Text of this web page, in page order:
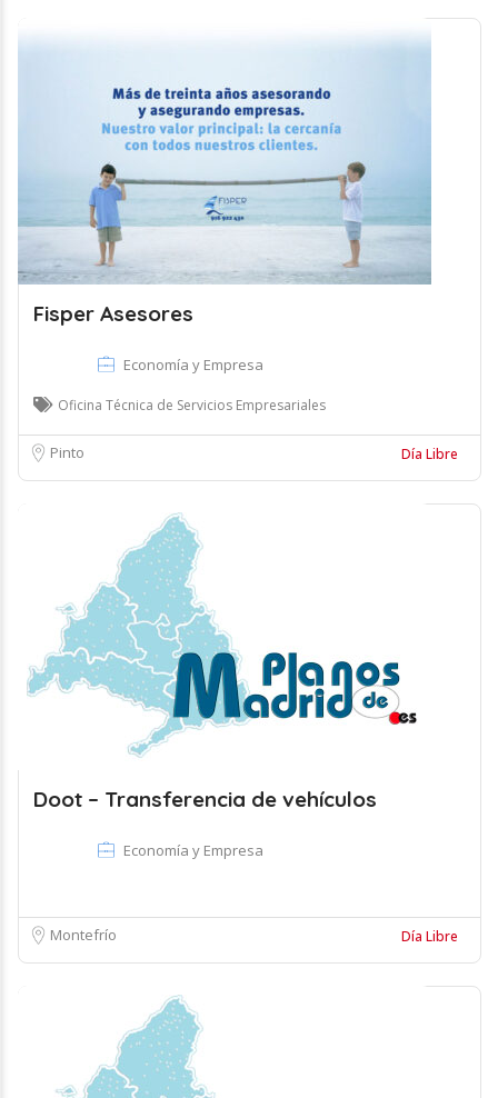
Fisper Asesores
Economía y Empresa
Oficina Técnica de Servicios Empresariales
Pinto Día Libre
Doot – Transferencia de vehículos
Economía y Empresa
Montefrío Día Libre